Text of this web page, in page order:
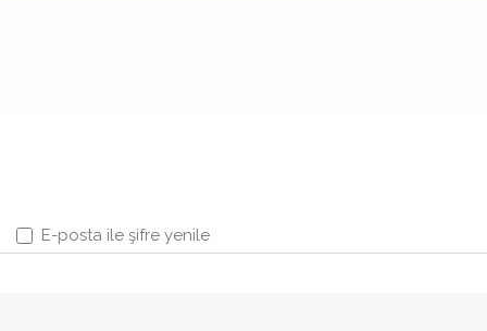
E-posta ile şifre yenile